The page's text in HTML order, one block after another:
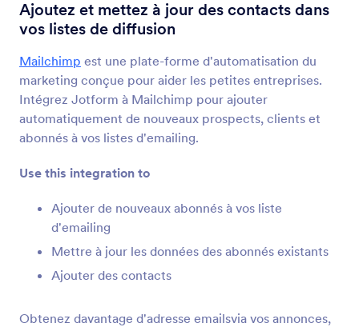
Ajoutez et mettez à jour des contacts dans
vos listes de diffusion
Mailchimp est une plate-forme d'automatisation du
marketing conçue pour aider les petites entreprises.
Intégrez Jotform à Mailchimp pour ajouter
automatiquement de nouveaux prospects, clients et
abonnés à vos listes d'emailing.
Use this integration to
Ajouter de nouveaux abonnés à vos liste
d'emailing
Mettre à jour les données des abonnés existants
Ajouter des contacts
Obtenez davantage d'adresse emailsvia vos annonces,
Intégrations de formulaire Envoi d'email
Intégrations d'emailing
59 Intégrations
+ Récents Populaires
Ajoutez et mettez à jour des contacts dans vos
listes de diffusion
Constant Contact
vos listes de diffusion